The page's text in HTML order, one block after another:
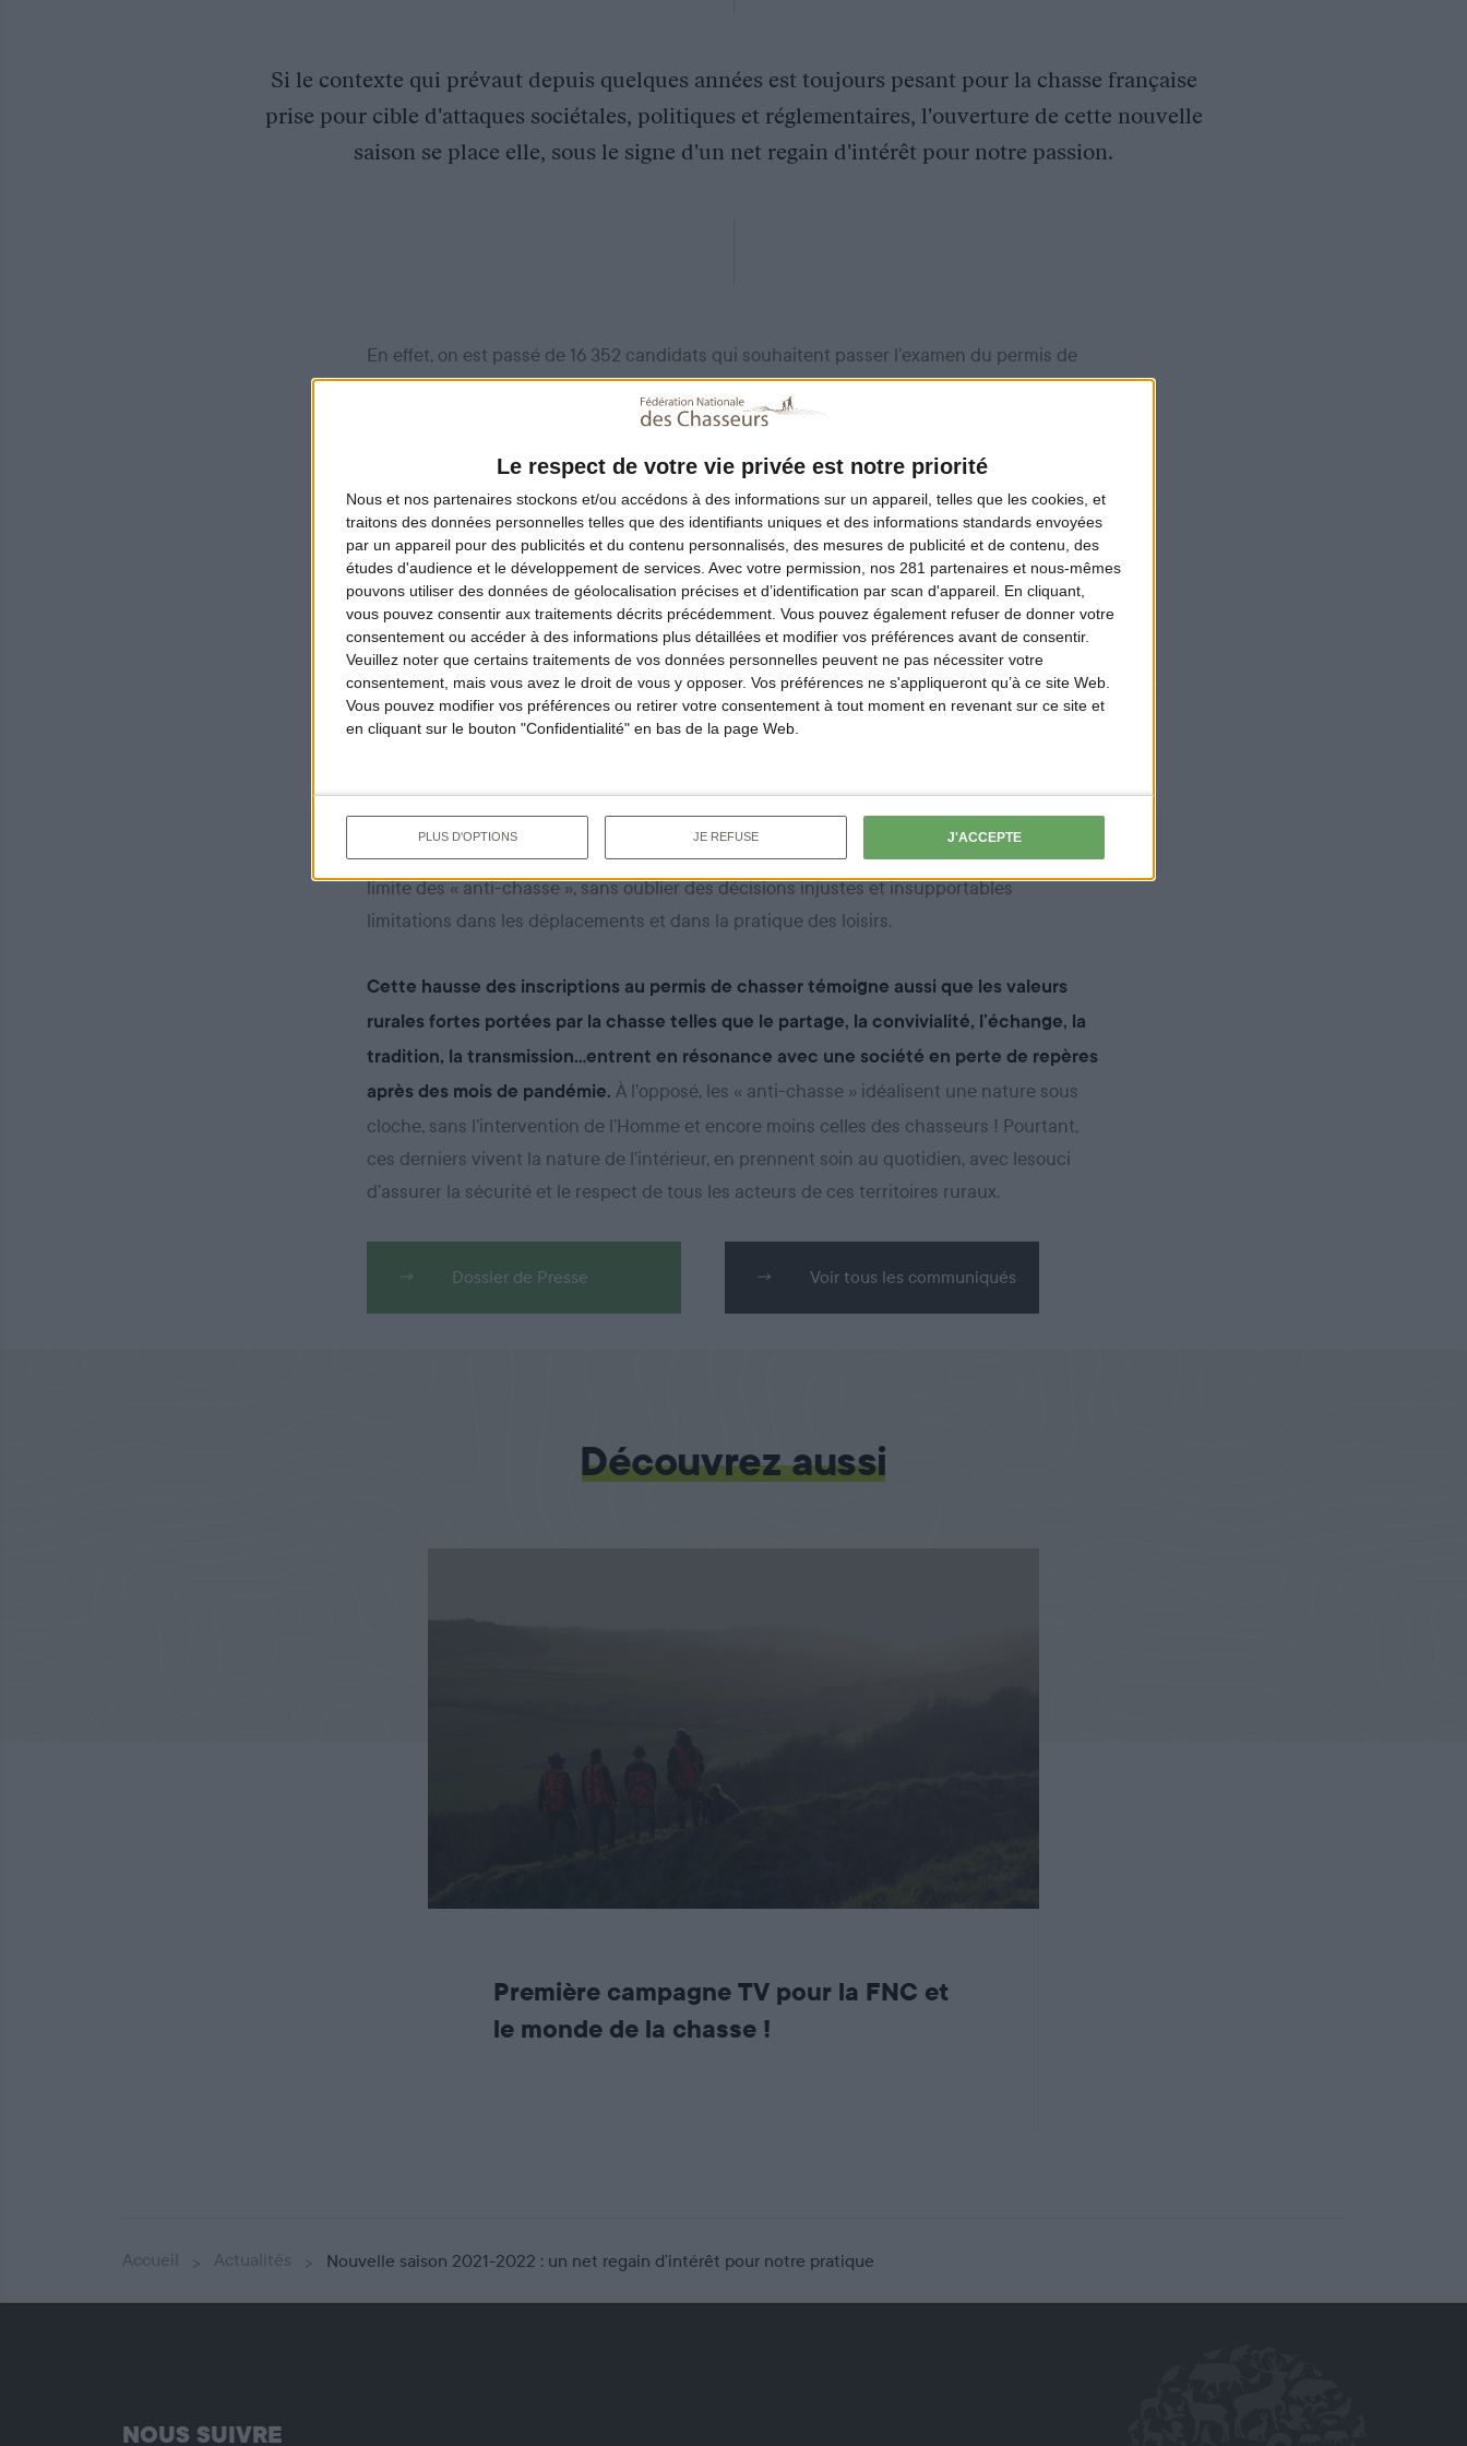
Le respect de votre vie privée est notre priorité
Nous et nos partenaires stockons et/ou accédons à des informations sur un appareil, telles que les cookies, et
traitons des données personnelles telles que des identifiants uniques et des informations standards envoyées
par un appareil pour des publicités et du contenu personnalisés, des mesures de publicité et de contenu, des
études d'audience et le développement de services. Avec votre permission, nos 281 partenaires et nous-mêmes
pouvons utiliser des données de géolocalisation précises et d’identification par scan d'appareil. En cliquant,
vous pouvez consentir aux traitements décrits précédemment. Vous pouvez également refuser de donner votre
consentement ou accéder à des informations plus détaillées et modifier vos préférences avant de consentir.
Veuillez noter que certains traitements de vos données personnelles peuvent ne pas nécessiter votre
consentement, mais vous avez le droit de vous y opposer. Vos préférences ne s'appliqueront qu’à ce site Web.
Vous pouvez modifier vos préférences ou retirer votre consentement à tout moment en revenant sur ce site et
en cliquant sur le bouton "Confidentialité" en bas de la page Web.
PLUS D'OPTIONS JE REFUSE J'ACCEPTE
Si le contexte qui prévaut depuis quelques années est toujours pesant pour la chasse française
prise pour cible d'attaques sociétales, politiques et réglementaires, l'ouverture de cette nouvelle
saison se place elle, sous le signe d'un net regain d'intérêt pour notre passion.
En effet, on est passé de 16 352 candidats qui souhaitent passer l’examen du permis de
chasser (1er semestre 2019) à 17 980 (1er semestre 2021). Au 1er juillet 2021, le nombre de
demandes est déjà presque équivalente à celles de 2019 (29 993 au 1er juillet 2021 au
regard de 33 582 pour l’année 2019 !)
La demande est si
forte quedes
listes d’attentese
constituent
Certains départements ou régions s’avèrent
particulièrement attractifs comme la Dordogne, le Pas-de-
Calais ou encore la région Parisienne. La demande est si
forte que des listes d’attente se constituent avec,
comme corollaire, la perspective d’un examen décalé
dans le temps faute de moyens déployés par l’État.
Rappelons que cet examen du permis de chasser est
collaboration avec les Fédérations Départementales des Chasseurs. Cette augmentation
forte du nombre de candidats à l’examen du permis de chasser est la preuve que, malgré
un contexte sanitaire difficile, une ambiance délétère conséquence de l’activisme sans
limite des « anti-chasse », sans oublier des décisions injustes et insupportables
limitations dans les déplacements et dans la pratique des loisirs.
Cette hausse des inscriptions au permis de chasser témoigne aussi que les valeurs
rurales fortes portées par la chasse telles que le partage, la convivialité, l’échange, la
tradition, la transmission…entrent en résonance avec une société en perte de repères
après des mois de pandémie. À l’opposé, les « anti-chasse » idéalisent une nature sous
cloche, sans l’intervention de l’Homme et encore moins celles des chasseurs ! Pourtant,
ces derniers vivent la nature de l’intérieur, en prennent soin au quotidien, avec lesouci
d’assurer la sécurité et le respect de tous les acteurs de ces territoires ruraux.
Dossier de Presse Voir tous les communiqués
Découvrez aussi
Première campagne TV pour la FNC et
le monde de la chasse !
Accueil Actualités Nouvelle saison 2021-2022 : un net regain d’intérêt pour notre pratique
NOUS SUIVRE